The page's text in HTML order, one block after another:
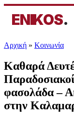
ENIKOS.
Αρχική » Κοινωνία
Καθαρά
φασολάδα –
στην